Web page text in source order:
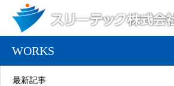
WORKS
最新記事